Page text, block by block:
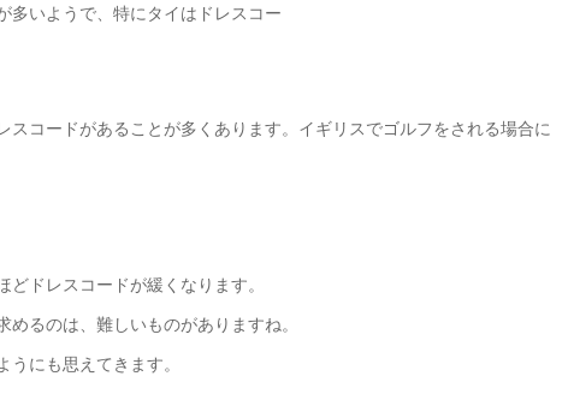
多いようで、特にタイはドレスコー
コードがあることが多くあります。イギリスでゴルフをされる場合に
ドレスコードが緩くなります。
るのは、難しいものがありますね。
にも思えてきます。